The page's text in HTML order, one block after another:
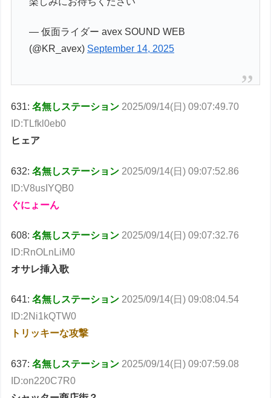
— 仮面ライダー avex SOUND WEB
(@KR_avex) September 14, 2025
631:名無しステーション 2025/09/14(日) 09:07:49.70
ID:TLfkl0eb0
ヒェア
632:名無しステーション 2025/09/14(日) 09:07:52.86
ID:V8usIYQB0
ぐにょーん
608:名無しステーション 2025/09/14(日) 09:07:32.76
ID:RnOLnLiM0
オサレ挿入歌
641:名無しステーション 2025/09/14(日) 09:08:04.54
ID:2Ni1kQTW0
トリッキーな攻撃
637:名無しステーション 2025/09/14(日) 09:07:59.08
ID:on220C7R0